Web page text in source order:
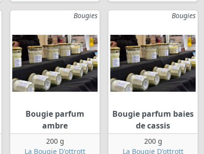
Bougies
Bougie parfum
ambre
200 g
La Bougie D'ottrott
Bougies
Bougie parfum baies
de cassis
200 g
La Bougie D'ottrott